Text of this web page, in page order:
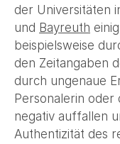
der Universitäten
und Bayreuth
beispielsweise
den Zeitangaben
durch ungenaue
Personalerin
negativ auffallen
Authentizität des